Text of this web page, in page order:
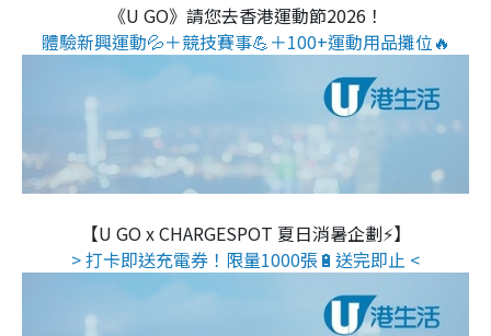
《U GO》請您去香港運動節2026！
體驗新興運動💦＋競技賽事💪＋100+運動用品攤位🔥
【U GO x CHARGESPOT 夏日消暑企劃⚡】
> 打卡即送充電券！限量1000張🔋送完即止 <